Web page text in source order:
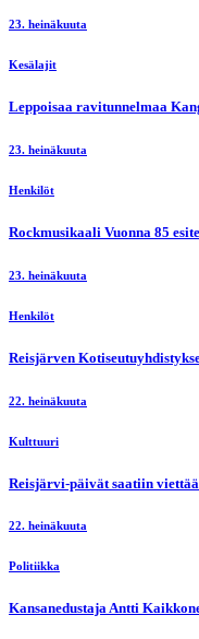
23. heinäkuuta
Kesälajit
Leppoisaa ravitunnelmaa
23. heinäkuuta
Henkilöt
Rockmusikaali Vuonna 85
23. heinäkuuta
Henkilöt
Reisjärven
22. heinäkuuta
Kulttuuri
Reisjärvi-päivät saatiin viettää
22. heinäkuuta
Politiikka
Kansanedustaja Antti